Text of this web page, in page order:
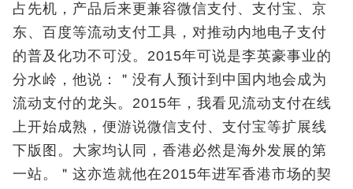
占先机，产品后来更兼容微信支付、支付宝、京
东、百度等流动支付工具，对推动内地电子支付
的普及化功不可没。2015年可说是李英豪事业的
分水岭，他说：＂没有人预计到中国内地会成为
流动支付的龙头。2015年，我看见流动支付在线
上开始成熟，便游说微信支付、支付宝等扩展线
下版图。大家均认同，香港必然是海外发展的第
一站。＂这亦造就他在2015年进军香港市场的契